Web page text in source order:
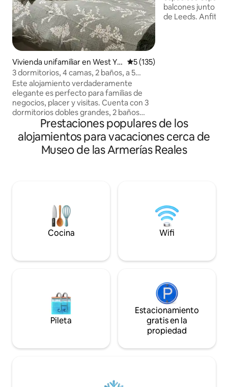
Vivienda unifamiliar en West Yo
rkshire
Calificación promedio: 5 de
5 (135)
3 dormitorios, 4 camas, 2 baños, a 5
minutos del estacionamiento gratuito
CC.
Este alojamiento verdaderamente
elegante es perfecto para familias de
negocios, placer y visitas. Cuenta con 3
dormitorios dobles grandes, 2 baños
modernos y sala de estar abierta a la
cocina. La propiedad se encuentra a
pocos minutos del centro de la ciudad de
calle, estacionamiento gratuito con un
enorme parque enfrente, canchas de
tenis, zona de juegos y muchos paseos
balcones junto a
de Leeds.
Playhouse. Estilo y comodidad en una
ubicación
Prestaciones populares de los
alojamientos para vacaciones cerca de
Museo de las Armerías Reales
Cocina Wifi
Pileta
Estacionamiento
gratis en la
propiedad